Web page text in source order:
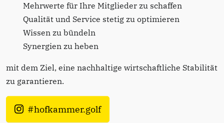
Mehrwerte für Ihre Mitglieder zu schaffen
Qualität und Service stetig zu optimieren
Wissen zu bündeln
Synergien zu heben
mit dem Ziel, eine nachhaltige wirtschaftliche Stabilität
zu garantieren.
#hofkammer.golf